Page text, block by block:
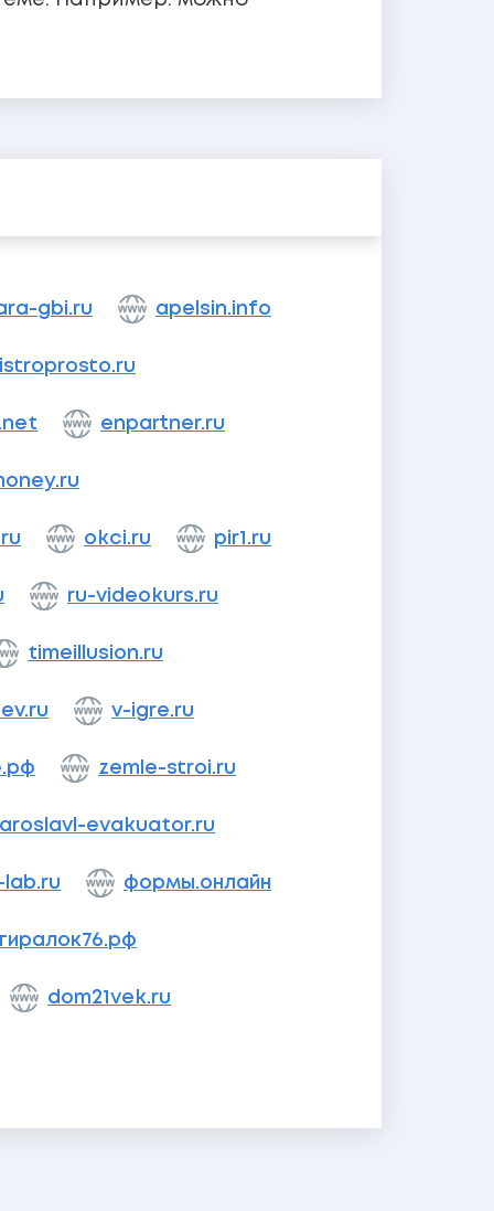
gbi.ru apelsin.info
enpartner.ru
okci.ru pir1.ru
ru-videokurs.ru
timeillusion.ru
v-igre.ru
zemle-stroi.ru
evakuator.ru
формы.онлайн
dom21vek.ru